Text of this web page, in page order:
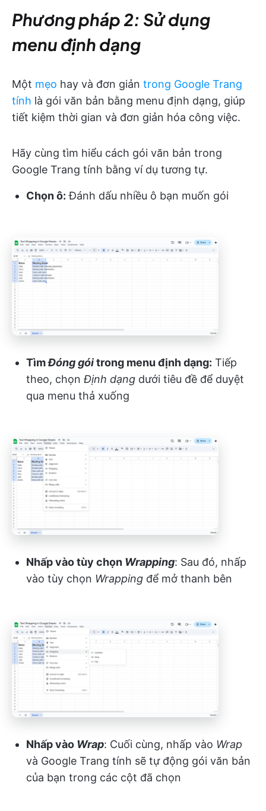
Phương pháp 2: Sử dụng
menu định dạng
Một mẹo hay và đơn giản trong Google Trang
tính là gói văn bản bằng menu định dạng, giúp
tiết kiệm thời gian và đơn giản hóa công việc.
Hãy cùng tìm hiểu cách gói văn bản trong
Google Trang tính bằng ví dụ tương tự.
Chọn ô: Đánh dấu nhiều ô bạn muốn gói
TìmĐóng góitrong menu định dạng: Tiếp
theo, chọn Định dạng dưới tiêu đề để duyệt
qua menu thả xuống
Nhấp vào tùy chọn Wrapping: Sau đó, nhấp
vào tùy chọn Wrapping để mở thanh bên
Nhấp vào Wrap: Cuối cùng, nhấp vào Wrap
và Google Trang tính sẽ tự động gói văn bản
của bạn trong các cột đã chọn